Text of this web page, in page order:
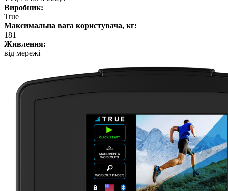
Виробник:
True
Максимальна вага користувача, кг:
181
Живлення:
від мережі